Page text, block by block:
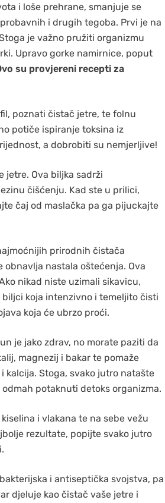
i loše prehrane, smanjuje se
i drugih tegoba. Prvi je na
je važno pružiti organizmu
Upravo gorke namirnice, poput
su provjereni recepti za
poznati čistač jetre, te folnu
potiče ispiranje toksina iz
a dobrobiti su nemjerljive!
jetre. Ova biljka sadrži
čišćenju. Kad ste u prilici,
čaj od maslačka pa ga pijuckajte
prirodnih čistača
nastala oštećenja. Ova
nikad niste uzimali sikavicu,
koja intenzivno i temeljito čisti
koja će ubrzo proći.
je jako zdrav, no morate paziti da
magnezij i bakar te pomaže
kalcija. Stoga, svako jutro natašte
potaknuti detoks organizma.
i vlakana te na sebe vežu
rezultate, popijte svako jutro
i antiseptička svojstva, pa
djeluje kao čistač vaše jetre i